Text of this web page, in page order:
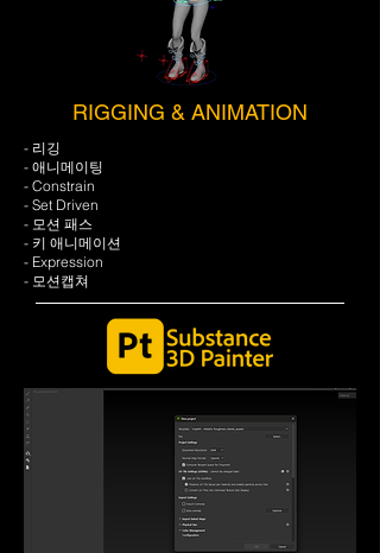
RIGGING & ANIMATION
- 리깅
- 애니메이팅
- Constrain
- Set Driven
- 모션 패스
- 키 애니메이션
- Expression
- 모션캡쳐